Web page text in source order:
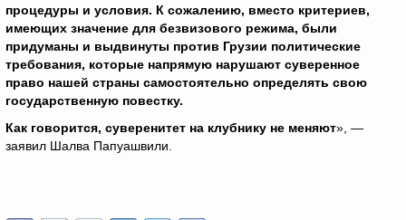
процедуры и условия. К сожалению, вместо критериев,
имеющих значение для безвизового режима, были
придуманы и выдвинуты против Грузии политические
требования, которые напрямую нарушают суверенное
право нашей страны самостоятельно определять свою
государственную повестку.
Как говорится, суверенитет на клубнику не меняют», —
заявил Шалва Папуашвили.